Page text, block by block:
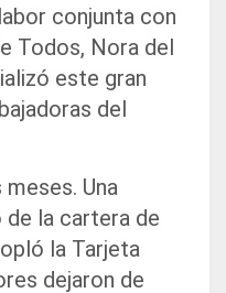
conjunta con
Todos, Nora del
este gran
del
Una
la cartera de
la Tarjeta
dejaron de